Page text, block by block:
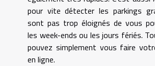
pour vite détecter les parkings
sont pas trop éloignés de vous
les week-ends ou les jours fériés.
pouvez simplement vous faire
en ligne.